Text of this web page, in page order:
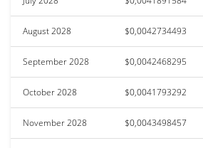
August 2028 $0,0042734493
September 2028 $0,0042468295
October 2028 $0,0041793292
November 2028 $0,0043498457